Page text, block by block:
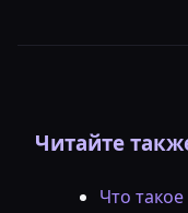
Читайте
Что